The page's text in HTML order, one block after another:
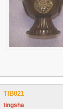
TIB021
tingsha